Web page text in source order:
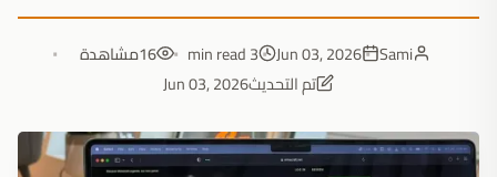
Sami
Jun 03, 2026
3 min read
16مشاهدة
تم التحديثJun 03, 2026